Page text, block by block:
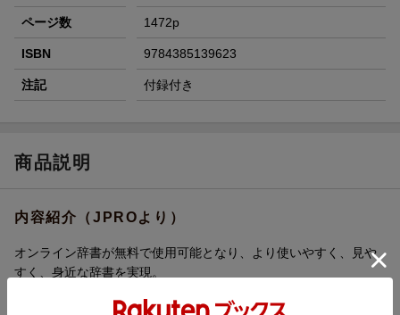
ページ数 1472p
ISBN 9784385139623
注記 付録付き
商品説明
内容紹介（JPROより）
オンライン辞書が無料で使用可能となり、より使いやすく、見や
すく、身近な辞書を実現。
さがしやすくて読みやすいUDデジタル教科書体を、辞書ではじめ